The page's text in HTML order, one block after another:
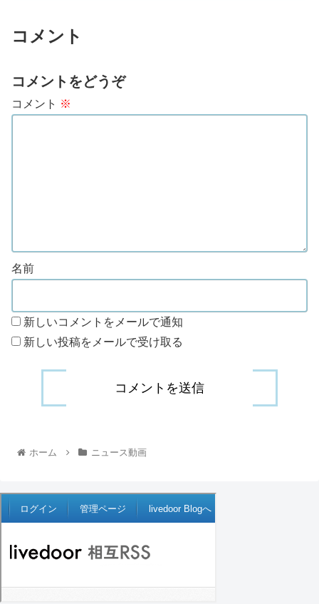
コメント
コメントをどうぞ
コメント ※
名前
新しいコメントをメールで通知
新しい投稿をメールで受け取る
ホーム ニュース動画